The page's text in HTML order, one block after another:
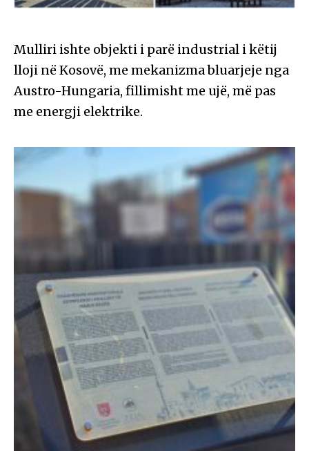
Mulliri ishte objekti i parë industrial i këtij
lloji në Kosovë, me mekanizma bluarjeje nga
Austro-Hungaria, fillimisht me ujë, më pas
me energji elektrike.